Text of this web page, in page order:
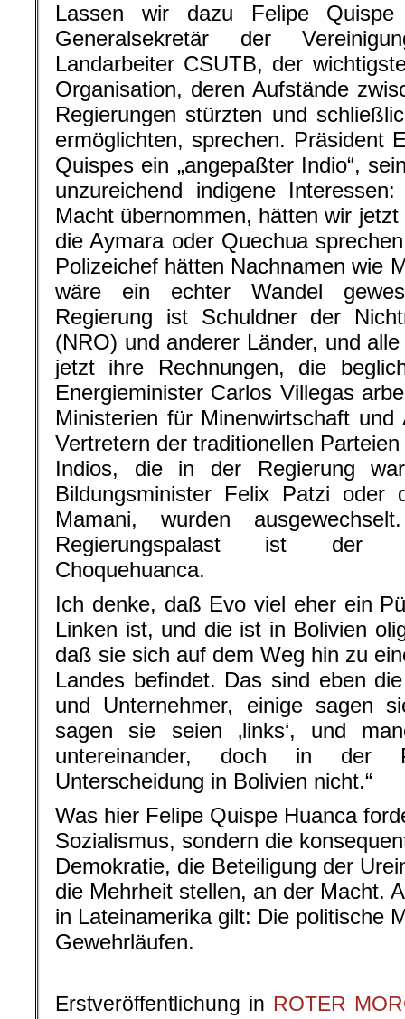
Lassen wir dazu Felipe
Generalsekretär der
Landarbeiter CSUTB, der
Organisation, deren Aufstände
Regierungen stürzten und
ermöglichten, sprechen. Präsident
Quispes ein „angepaßter Indio“,
unzureichend indigene
Macht übernommen, hätten wir
die Aymara oder Quechua
Polizeichef hätten Nachnamen wie
wäre ein echter Wandel
Regierung ist Schuldner der
(NRO) und anderer Länder, und
jetzt ihre Rechnungen, die
Energieminister Carlos Villegas
Ministerien für Minenwirtschaft
Vertretern der traditionellen
Indios, die in der Regierung
Bildungsminister Felix Patzi oder
Mamani, wurden
Regierungspalast ist der
Choquehuanca.
Ich denke, daß Evo viel eher ein
Linken ist, und die ist in Bolivien
daß sie sich auf dem Weg hin zu
Landes befindet. Das sind eben
und Unternehmer, einige sagen
sagen sie seien ‚links‘, und
untereinander, doch in der
Unterscheidung in Bolivien nicht.“
Was hier Felipe Quispe Huanca
Sozialismus, sondern die
Demokratie, die Beteiligung der
die Mehrheit stellen, an der Macht.
in Lateinamerika gilt: Die politische
Gewehrläufen.
Erstveröffentlichung in ROTER